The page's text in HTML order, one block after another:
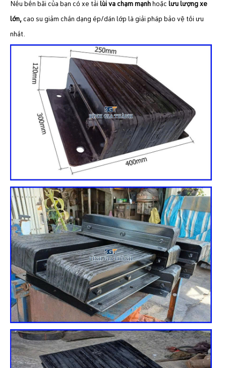
Nếu bến bãi của bạn có xe tải lùi va chạm mạnh hoặc lưu lượng xe
lớn, cao su giảm chấn dạng ép/dán lớp là giải pháp bảo vệ tối ưu
nhất.